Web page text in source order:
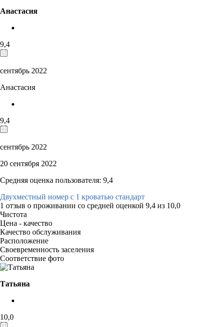
Анастасия
9,4
сентябрь 2022
Анастасия
9,4
сентябрь 2022
20 сентября 2022
Средняя оценка пользователя: 9,4
Двухместный номер с 1 кроватью стандарт
1 отзыв о проживании со средней оценкой 9,4 из 10,0
Чистота
Цена - качество
Качество обслуживания
Расположение
Своевременность заселения
Соответствие фото
Татьяна
10,0